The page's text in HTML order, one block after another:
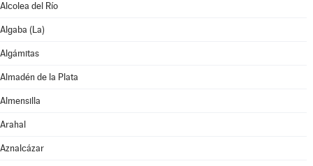
Alcolea del Río
Algaba (La)
Algámitas
Almadén de la Plata
Almensilla
Arahal
Aznalcázar